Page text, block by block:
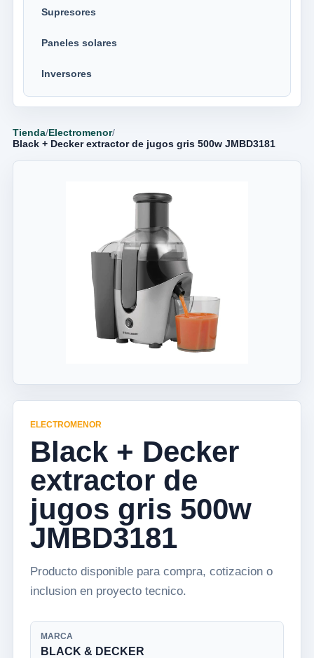
Supresores
Paneles solares
Inversores
Tienda/Electromenor/
Black + Decker extractor de jugos gris 500w JMBD3181
ELECTROMENOR
Black + Decker
extractor de
jugos gris 500w
JMBD3181
Producto disponible para compra, cotizacion o
inclusion en proyecto tecnico.
MARCA
BLACK & DECKER